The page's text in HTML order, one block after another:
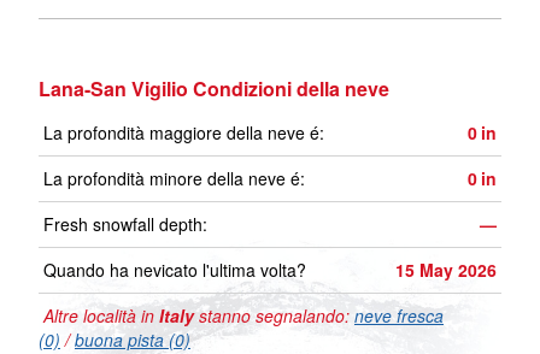
Lana-San Vigilio Condizioni della neve
La profondità maggiore della neve é: 0 in
La profondità minore della neve é:
0 in
Fresh snowfall depth:
—
Quando ha nevicato l'ultima volta?
15 May 2026
Altre località in Italystanno segnalando: neve fresca
(0) /buona pista (0)